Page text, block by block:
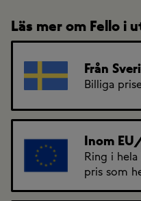
Läs mer om Fello i
Från
Billiga
Inom
Ring i
pris som